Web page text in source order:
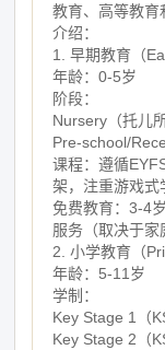
教育、高等教育
介绍：
1. 早期教育（
年龄：0-5岁
阶段：
Nursery（托儿
Pre-school/
课程：遵循
架，注重游戏式
免费教育：3-4
服务（取决于家
2. 小学教育（
年龄：5-11岁
学制：
Key Stage 1（
Key Stage 2（